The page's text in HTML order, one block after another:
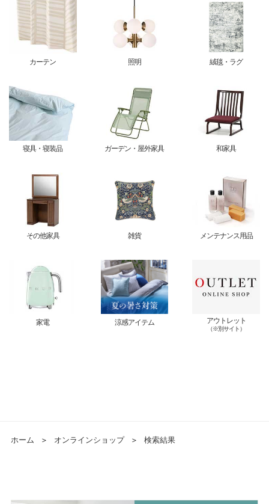
カーテン 照明 絨毯・ラグ
寝具・寝装品 ガーデン・屋外家具 和家具
その他家具 雑貨 メンテナンス用品
家電 涼感アイテム アウトレット
（※別サイト）
ホーム ＞ オンラインショップ ＞ 検索結果